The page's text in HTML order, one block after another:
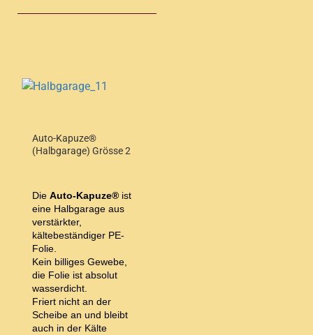
Auto-Kapuze®
(Halbgarage) Grösse 2
Die Auto-Kapuze® ist
eine Halbgarage aus
verstärkter,
kältebeständiger PE-
Folie.
Kein billiges Gewebe,
die Folie ist absolut
wasserdicht.
Friert nicht an der
Scheibe an und bleibt
auch in der Kälte